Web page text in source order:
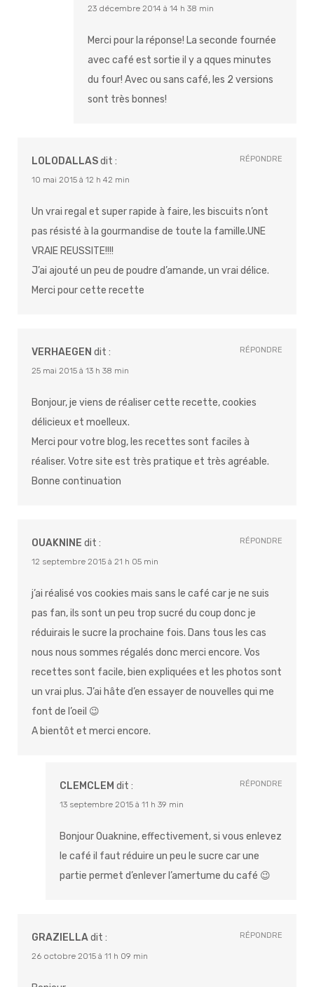
23 décembre 2014 à 14 h 38 min
Merci pour la réponse! La seconde fournée
avec café est sortie il y a qques minutes
du four! Avec ou sans café, les 2 versions
sont très bonnes!
LOLODALLASdit :
10 mai 2015 à 12 h 42 min
Un vrai regal et super rapide à faire, les biscuits n’ont
pas résisté à la gourmandise de toute la famille.UNE
VRAIE REUSSITE!!!!
J’ai ajouté un peu de poudre d’amande, un vrai délice.
Merci pour cette recette
RÉPONDRE
VERHAEGEN dit :
25 mai 2015 à 13 h 38 min
Bonjour, je viens de réaliser cette recette, cookies
délicieux et moelleux.
Merci pour votre blog, les recettes sont faciles à
réaliser. Votre site est très pratique et très agréable.
Bonne continuation
RÉPONDRE
OUAKNINE dit :
12 septembre 2015 à 21 h 05 min
j’ai réalisé vos cookies mais sans le café car je ne suis
pas fan, ils sont un peu trop sucré du coup donc je
réduirais le sucre la prochaine fois. Dans tous les cas
nous nous sommes régalés donc merci encore. Vos
recettes sont facile, bien expliquées et les photos sont
un vrai plus. J’ai hâte d’en essayer de nouvelles qui me
font de l’oeil 😉
A bientôt et merci encore.
RÉPONDRE
CLEMCLEM dit :
13 septembre 2015 à 11 h 39 min
Bonjour Ouaknine, effectivement, si vous enlevez
le café il faut réduire un peu le sucre car une
partie permet d’enlever l’amertume du café 😉
RÉPONDRE
GRAZIELLAdit :
26 octobre 2015 à 11 h 09 min
RÉPONDRE